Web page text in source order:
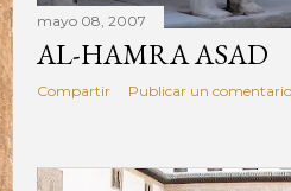
mayo 08, 2007
AL-HAMRA ASAD
Compartir Publicar un comentario